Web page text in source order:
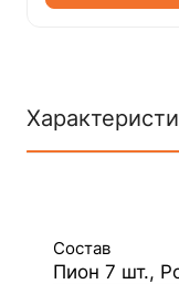
Состав
Пион 7 шт.,